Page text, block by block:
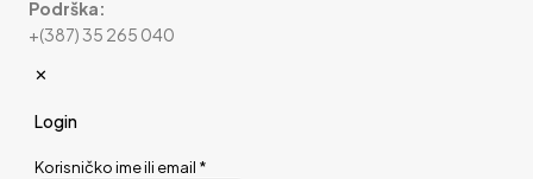
Podrška:
+(387) 35 265 040
✕
Login
Korisničko ime ili email *